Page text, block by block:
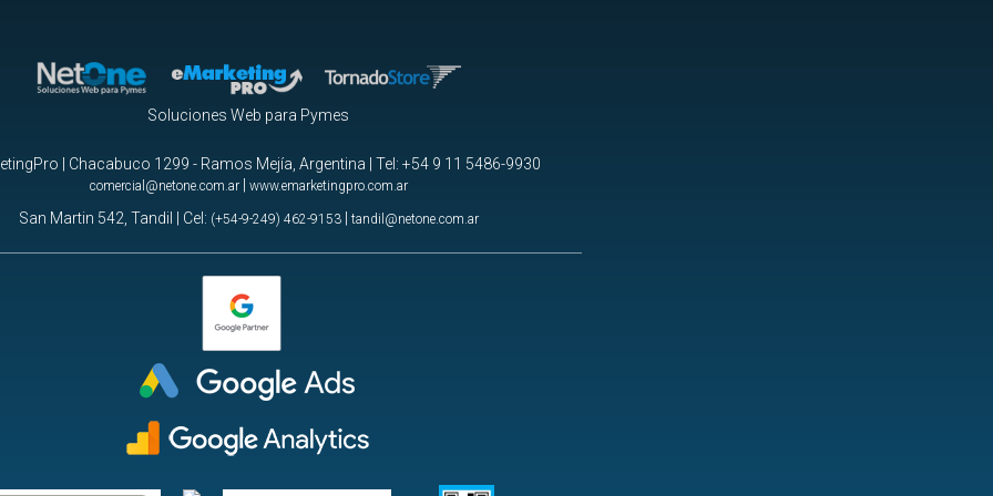
Soluciones Web para Pymes
| Chacabuco 1299 - Ramos Mejía, Argentina | Tel: +54 9 11 5486-9930
comercial@netone.com.ar| www.emarketingpro.com.ar
San Martin 542, Tandil | Cel: (+54-9-249) 462-9153| tandil@netone.com.ar